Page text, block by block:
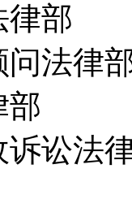
律部
问法律
部
讼法